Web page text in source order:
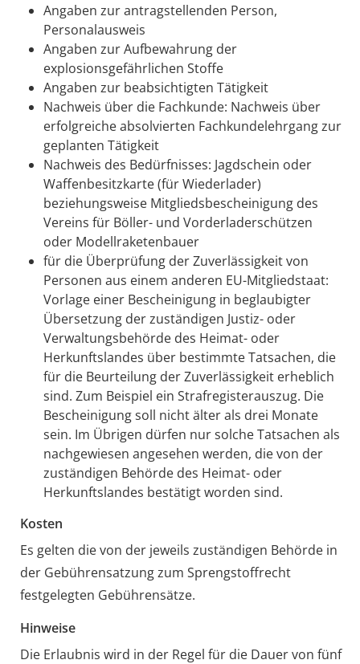
Angaben zur antragstellenden Person,
Personalausweis
Angaben zur Aufbewahrung der
explosionsgefährlichen Stoffe
Angaben zur beabsichtigten Tätigkeit
Nachweis über die Fachkunde: Nachweis über
erfolgreiche absolvierten Fachkundelehrgang zur
geplanten Tätigkeit
Nachweis des Bedürfnisses: Jagdschein oder
Waffenbesitzkarte (für Wiederlader)
beziehungsweise Mitgliedsbescheinigung des
Vereins für Böller- und Vorderladerschützen
oder Modellraketenbauer
für die Überprüfung der Zuverlässigkeit von
Personen aus einem anderen EU-Mitgliedstaat:
Vorlage einer Bescheinigung in beglaubigter
Übersetzung der zuständigen Justiz- oder
Verwaltungsbehörde des Heimat- oder
Herkunftslandes über bestimmte Tatsachen, die
für die Beurteilung der Zuverlässigkeit erheblich
sind. Zum Beispiel ein Strafregisterauszug. Die
Bescheinigung soll nicht älter als drei Monate
sein. Im Übrigen dürfen nur solche Tatsachen als
nachgewiesen angesehen werden, die von der
zuständigen Behörde des Heimat- oder
Herkunftslandes bestätigt worden sind.
Kosten
Es gelten die von der jeweils zuständigen Behörde in
der Gebührensatzung zum Sprengstoffrecht
festgelegten Gebührensätze.
Hinweise
Die Erlaubnis wird in der Regel für die Dauer von fünf